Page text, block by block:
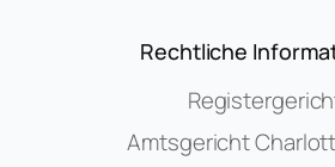
Rechtliche
Amtsgericht